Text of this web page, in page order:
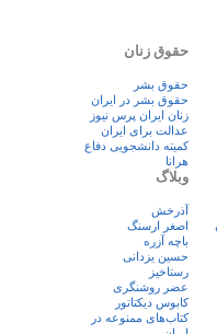
حقوق زنان
حقوق بشر
حقوق بشر در ایران
زنان ايران پرس نيوز
عدالت برای ایران
کمیته دانشجویی دفاع
هرانا
وبلاگ
آذرخش
اصغر ارسنگ
باچه آزره
حسین یزدانی
رستاخیز
عضر روشنگری
کابوس دیکتاتور
کتاب‌های ممنوعه در